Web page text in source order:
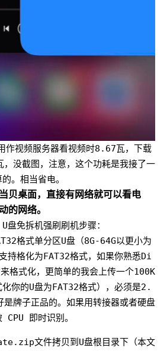
作视频服务器看视频时8.67瓦，下载
，没截图，注意，这个功耗是我接了一
。相当省电。
贝桌面，直接有网络就可以看电
的网络。
盘免拆机强刷刷机步骤：
格式单分区U盘（8G-64G以更小为
持格化为FAT32格式，如果你熟悉Di
格式化，更简单的我会上传一个100K
你的U盘为FAT32格式），必须是2.
是牌子正品的。如果用转接器或者硬盘
即时识别。
文件拷贝到U盘根目录下（本文